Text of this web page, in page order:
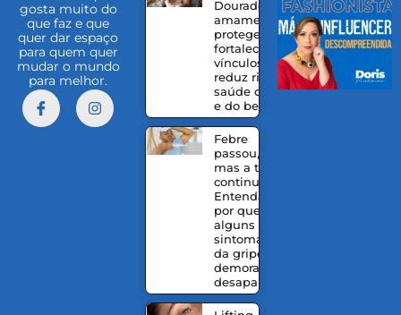
gosta muito do
que faz e que
quer dar espaço
para quem quer
mudar o mundo
para melhor.
Dourado:
amamentação
protege,
fortalece
vínculos e
reduz riscos à
saúde da mãe
e do bebê
Febre
passou,
mas a tosse
continua?
Entenda
por que
alguns
sintomas
da gripe
demoram a
desaparecer